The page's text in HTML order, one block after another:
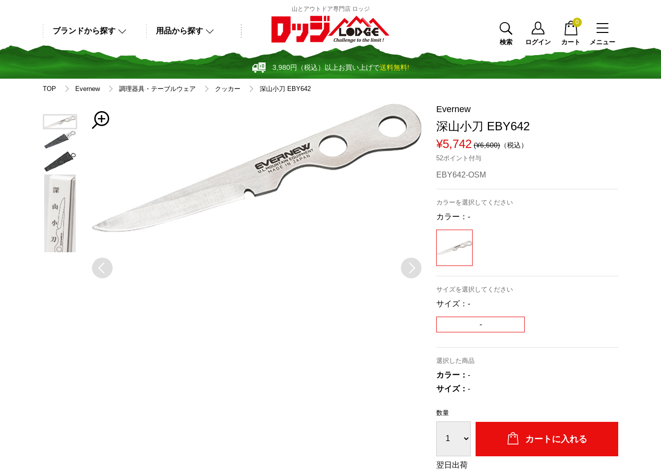
山とアウトドア専門店 ロッジ
3,980円（税込）以上お買い上げで送料無料!
用品から探す
ブランドから探す
メニュー
検索 ログイン カート
0
TOP Evernew 調理器具・テーブルウェア クッカー 深山小刀 EBY642
Evernew
深山小刀 EBY642
¥5,742 (¥6,600) （税込）
52ポイント付与
EBY642-OSM
カラーを選択してください
カラー： -
サイズを選択してください
サイズ： -
-
選択した商品
カラー： -
サイズ： -
数量
翌日出荷